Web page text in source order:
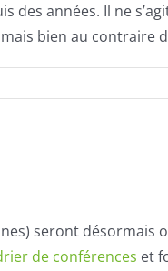
années. Il ne
bien au contraire
seront désormais
de conférences et